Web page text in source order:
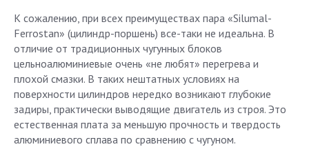
К сожалению, при всех преимуществах пара «Silumal-
Ferrostan» (цилиндр-поршень) все-таки не идеальна. В
отличие от традиционных чугунных блоков
цельноалюминиевые очень «не любят» перегрева и
плохой смазки. В таких нештатных условиях на
поверхности цилиндров нередко возникают глубокие
задиры, практически выводящие двигатель из строя. Это
естественная плата за меньшую прочность и твердость
алюминиевого сплава по сравнению с чугуном.